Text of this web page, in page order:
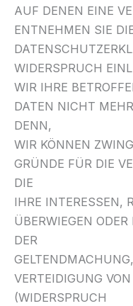
AUF DENEN EINE
ENTNEHMEN SIE
WIDERSPRUCH
WIR IHRE
DATEN NICHT
DENN,
WIR KÖNNEN
GRÜNDE FÜR DIE
DIE
IHRE INTERESSEN,
ÜBERWIEGEN
DER
VERTEIDIGUNG
(WIDERSPRUCH